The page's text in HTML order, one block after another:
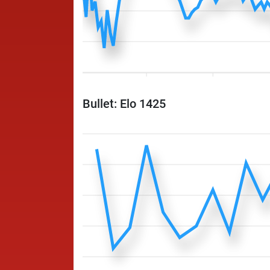
Bullet: Elo 1425